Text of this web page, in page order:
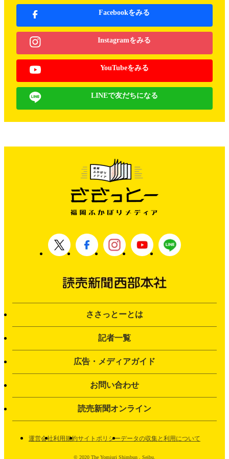
Facebookをみる
Instagramをみる
YouTubeをみる
LINEで友だちになる
ささっとーとは
記者一覧
広告・メディアガイド
お問い合わせ
読売新聞オンライン
運営会社利用規約サイトポリシーデータの収集と利用について
© 2020 The Yomiuri Shimbun , Seibu.